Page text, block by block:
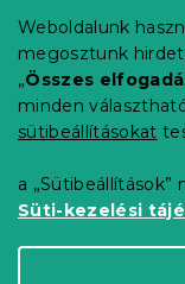
Weboldalunk
megosztunk
„Összes
minden
sütibeállításokat
a
Süti-kezelési
Elérhetőség
Általános
Adatvédelmi
Blog
Partnereinknek